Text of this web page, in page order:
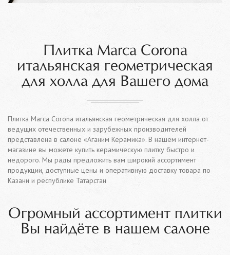
Плитка Marca Corona
итальянская геометрическая
для холла для Вашего дома
Плитка Marca Corona итальянская геометрическая для холла от
ведущих отечественных и зарубежных производителей
представлена в салоне «Аганим Керамика». В нашем интернет-
магазине вы можете купить керамическую плитку быстро и
недорого. Мы рады предложить вам широкий ассортимент
продукции, доступные цены и оперативную доставку товара по
Казани и республике Татарстан
Огромный ассортимент плитки
Вы найдёте в нашем салоне